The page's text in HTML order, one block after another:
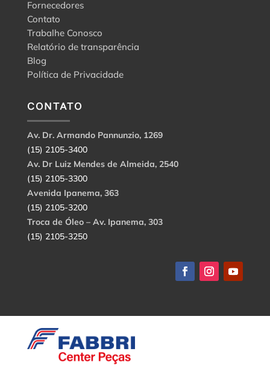
Fornecedores
Contato
Trabalhe Conosco
Relatório de transparência
Blog
Política de Privacidade
CONTATO
Av. Dr. Armando Pannunzio, 1269
(15) 2105-3400
Av. Dr Luiz Mendes de Almeida, 2540
(15) 2105-3300
Avenida Ipanema, 363
(15) 2105-3200
Troca de Óleo – Av. Ipanema, 303
(15) 2105-3250